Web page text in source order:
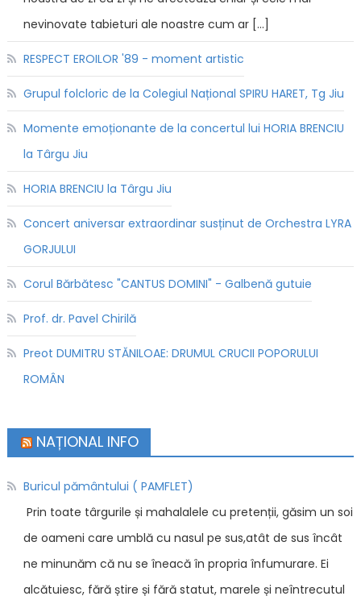
nevinovate tabieturi ale noastre cum ar […]
RESPECT EROILOR '89 - moment artistic
Grupul folcloric de la Colegiul Național SPIRU HARET, Tg Jiu
Momente emoționante de la concertul lui HORIA BRENCIU
la Târgu Jiu
HORIA BRENCIU la Târgu Jiu
Concert aniversar extraordinar susținut de Orchestra LYRA
GORJULUI
Corul Bărbătesc "CANTUS DOMINI" - Galbenă gutuie
Prof. dr. Pavel Chirilă
Preot DUMITRU STĂNILOAE: DRUMUL CRUCII POPORULUI
ROMÂN
NAȚIONAL INFO
Buricul pământului ( PAMFLET)
Prin toate târgurile și mahalalele cu pretenții, găsim un soi
de oameni care umblă cu nasul pe sus,atât de sus încât
ne minunăm că nu se îneacă în propria înfumurare. Ei
alcătuiesc, fără știre și fără statut, marele și neîntrecutul